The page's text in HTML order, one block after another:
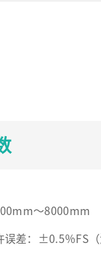
～8000mm
误差：±0.5％FS